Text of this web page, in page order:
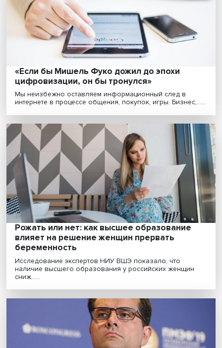
«Нужен не просто инженер»: Владимир
Гимпельсон — о том, какие навыки ищет
работодатель на рынке труда
Современный рынок труда предъявляет спрос не
на профессиональные компетенции, но и на так ......
Ольга Кузнецова: за что вручена
Нобелевская премия по экономике 2022
В 2022 году Нобелевская премия по экономике
присуждена Бену Бернанке, Дугласу Даймонду и